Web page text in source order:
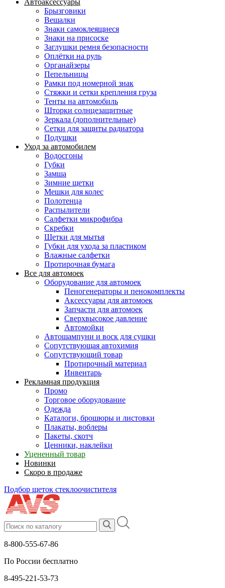
Автоаксессуары
Брызговики
Вешалки
Знаки самоклеящиеся
Знаки на присоске
Заглушки ремня безопасности
Оплётки на руль
Органайзеры
Пепельницы
Рамки под номерной знак
Стяжки и сетки крепления груза
Тенты на автомобиль
Шторки солнцезащитные
Зеркала (дополнительные)
Сетки для защиты радиатора
Подушки
Уход за автомобилем
Водосгоны
Губки
Замша
Зимние щетки
Мешки для колес
Полотенца
Распылители
Салфетки микрофибра
Скребки
Щетки для мытья
Губки для ухода за пластиком
Влажные салфетки
Протирочная бумага
Все для автомоек
Оборудование для автомоек
Пеногенераторы и пенокомплекты
Аксессуары для автомоек
Запчасти для автомоек
Сверхвысокое давление
Автомойки
Автошампуни и воск для сушки
Сопутствующая автохимия
Сопутствующий товар
Протирочный материал
Инвентарь
Рекламная продукция
Промо
Торговое оборудование
Одежда
Каталоги, брошюры и листовки
Плакаты, воблеры
Пакеты, скотч
Ценники, наклейки
Уцененный товар
Новинки
Скоро в продаже
Подбор щеток стеклоочистителя
8-800-555-67-86
По России бесплатно
8-495-221-53-73